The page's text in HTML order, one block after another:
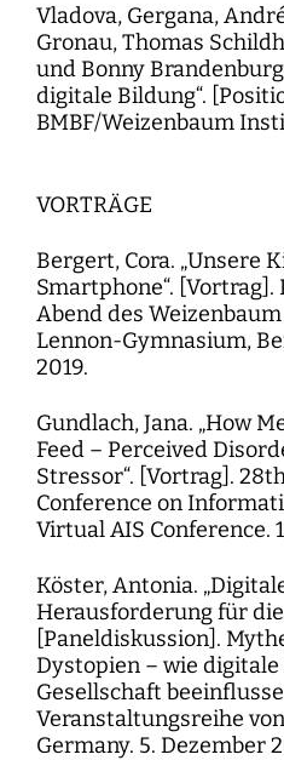
Vladova, Gergana,
Gronau, Thomas
und Bonny
digitale Bildung“.
BMBF/Weizenbaum
VORTRÄGE
Bergert, Cora. „Unsere
Smartphone“.
Abend des
Lennon-Gymnasium,
2019.
Gundlach, Jana. „How
Feed – Perceived
Stressor“. [Vortrag].
Conference on
Virtual AIS Conference.
Köster, Antonia.
Herausforderung für die
[Paneldiskussion].
Dystopien – wie
Gesellschaft
Veranstaltungsreihe
Germany. 5. Dezember